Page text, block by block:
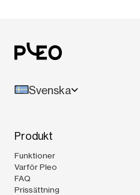
Svenska
Produkt
Funktioner
Varför Pleo
FAQ
Prissättning